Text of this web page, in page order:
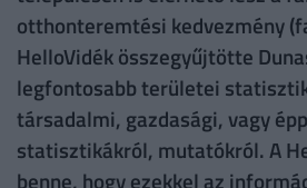
otthonteremtési kedvezmény
HelloVidék összegyűjtötte
legfontosabb területei
társadalmi, gazdasági, vagy
statisztikákról, mutatókról. A
benne, hogy ezekkel az